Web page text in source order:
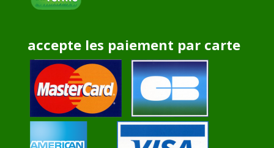
accepte les paiement par carte